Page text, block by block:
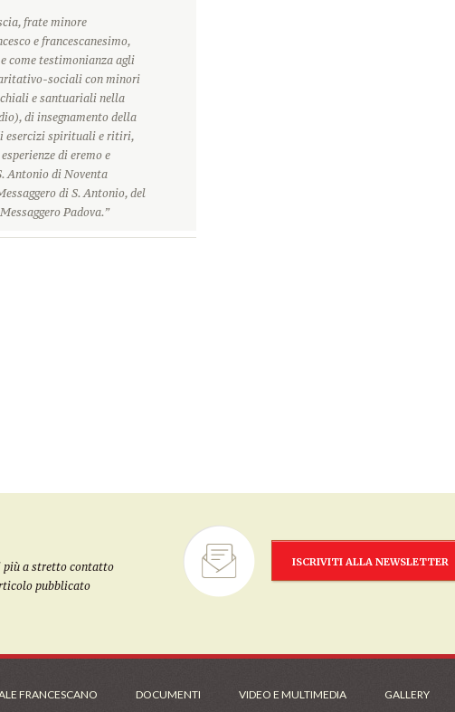
frate minore
e francescanesimo,
come testimonianza agli
sociali con minori
e santuariali nella
di insegnamento della
esercizi spirituali e ritiri,
di eremo e
Antonio di Noventa
di S. Antonio, del
Padova.”
più a stretto contatto
pubblicato
ISCRIVITI ALLA NEWSLETTER
FRANCESCANO DOCUMENTI VIDEO E MULTIMEDIA GALLERY